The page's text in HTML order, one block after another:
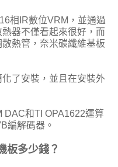
相IR數位VRM，並通過
器不僅看起來很好，而
熱管，奈米碳纖維基板
了安裝，並且在安裝外
DAC和TI OPA1622運算
編解碼器。
板多少錢？